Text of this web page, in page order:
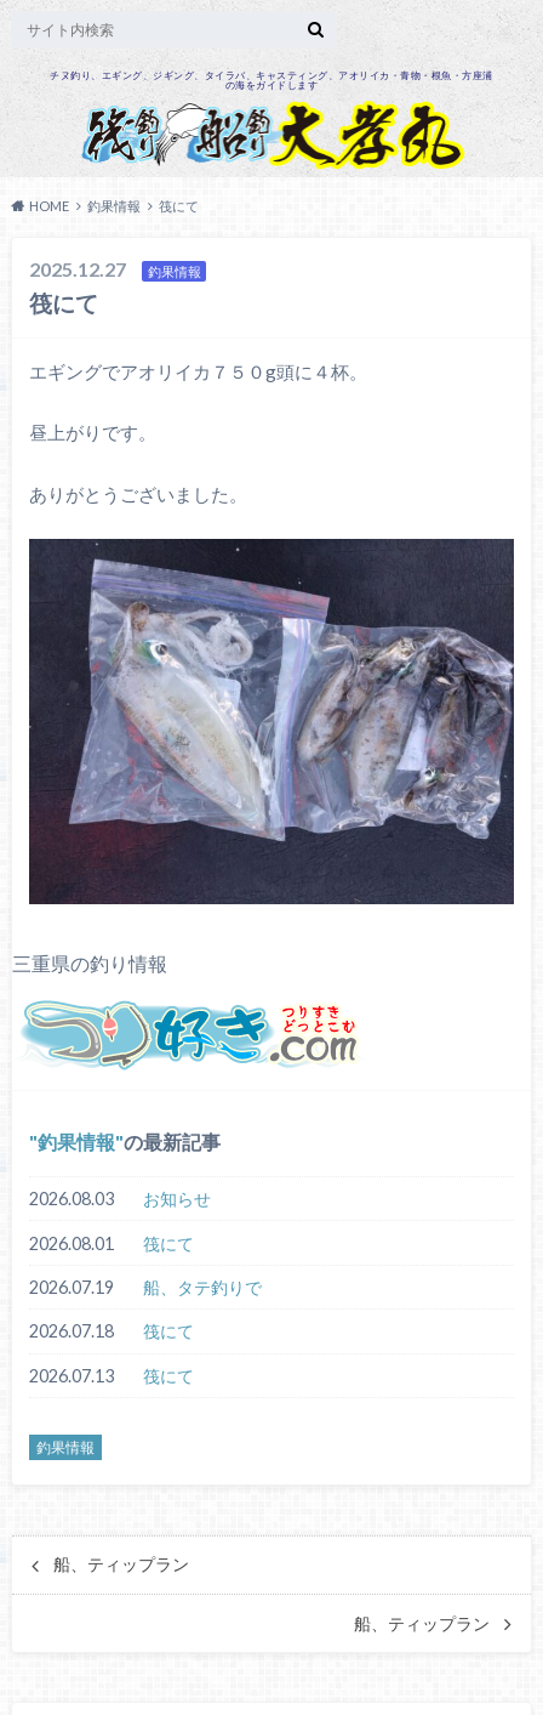
チヌ釣り、エギング、ジギング、タイラバ、キャスティング、アオリイカ・青物・根魚・方座浦
の海をガイドします
HOME 釣果情報 筏にて
2025.12.27 釣果情報
筏にて
エギングでアオリイカ７５０g頭に４杯。
昼上がりです。
ありがとうございました。
三重県の釣り情報
釣果情報 の最新記事
2026.08.03 お知らせ
2026.08.01 筏にて
2026.07.19 船、タテ釣りで
2026.07.18 筏にて
2026.07.13 筏にて
釣果情報
船、ティップラン
船、ティップラン